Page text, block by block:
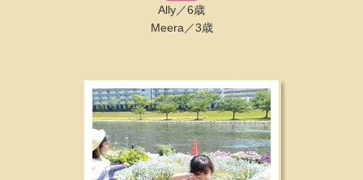
Ally／6歳
Meera／3歳